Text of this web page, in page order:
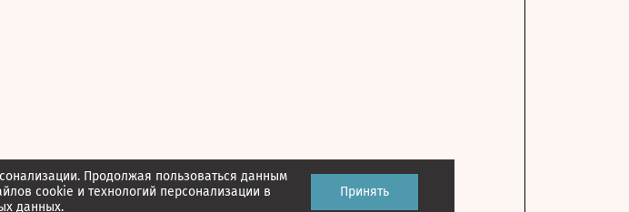
Продолжая пользоваться данным
cookie и технологий персонализации в
данных.
Принять